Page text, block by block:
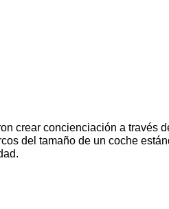
crear concienciación a través
del tamaño de un coche